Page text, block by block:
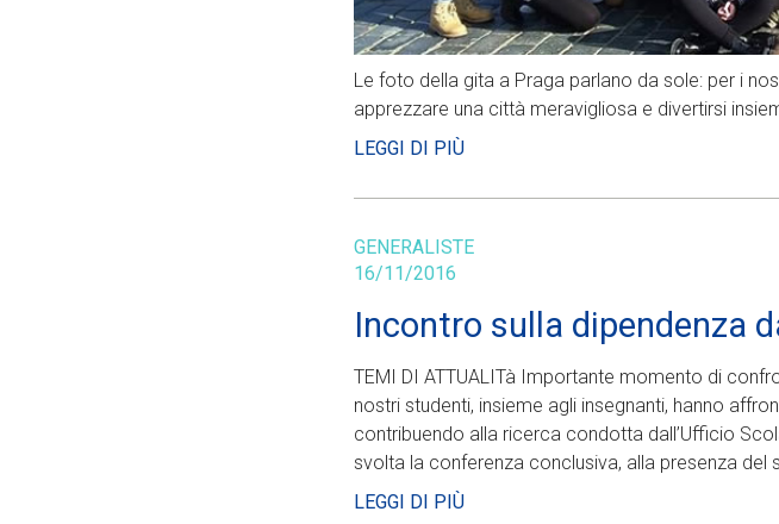
Le foto della gita a Praga parlano da sole: per i
apprezzare una città meravigliosa e divertirsi
LEGGI DI PIÙ
GENERALISTE
16/11/2016
Incontro sulla dipendenza
TEMI DI ATTUALITà Importante momento di
nostri studenti, insieme agli insegnanti, hanno
contribuendo alla ricerca condotta dall’Ufficio
svolta la conferenza conclusiva, alla presenza del
LEGGI DI PIÙ